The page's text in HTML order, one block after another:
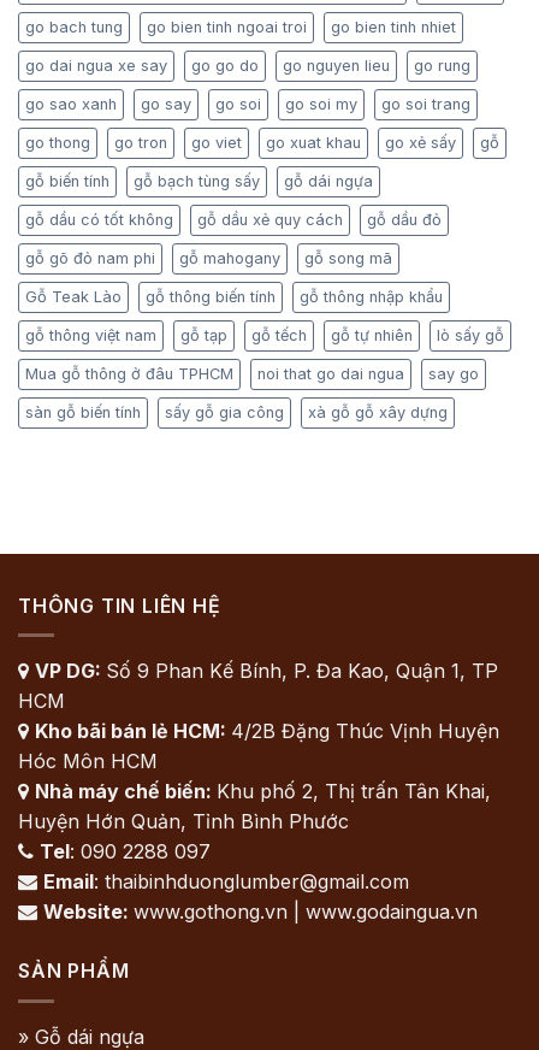
go bach tung go bien tinh ngoai troi go bien tinh nhiet
go dai ngua xe say go go do go nguyen lieu go rung
go sao xanh go say go soi go soi my go soi trang
go thong go tron go viet go xuat khau go xẻ sấy gỗ
gỗ biến tính gỗ bạch tùng sấy gỗ dái ngựa
gỗ dầu có tốt không gỗ dầu xẻ quy cách gỗ dầu đỏ
gỗ gõ đỏ nam phi gỗ mahogany gỗ song mã
Gỗ Teak Lào gỗ thông biến tính gỗ thông nhập khẩu
gỗ thông việt nam gỗ tạp gỗ tếch gỗ tự nhiên lò sấy gỗ
Mua gỗ thông ở đâu TPHCM noi that go dai ngua say go
sàn gỗ biến tính sấy gỗ gia công xà gỗ gỗ xây dựng
THÔNG TIN LIÊN HỆ
 VP DG: Số 9 Phan Kế Bính, P. Đa Kao, Quận 1, TP
HCM
 Kho bãi bán lẻ HCM: 4/2B Đặng Thúc Vịnh Huyện
Hóc Môn HCM
 Nhà máy chế biến: Khu phố 2, Thị trấn Tân Khai,
Huyện Hớn Quản, Tỉnh Bình Phước
 Tel: 090 2288 097
 Email: thaibinhduonglumber@gmail.com
 Website: www.gothong.vn | www.godaingua.vn
SẢN PHẨM
» Gỗ dái ngựa